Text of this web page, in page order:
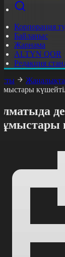
Корпорация
Байланыс
Жарнама
ALTYN QOR
Редакция